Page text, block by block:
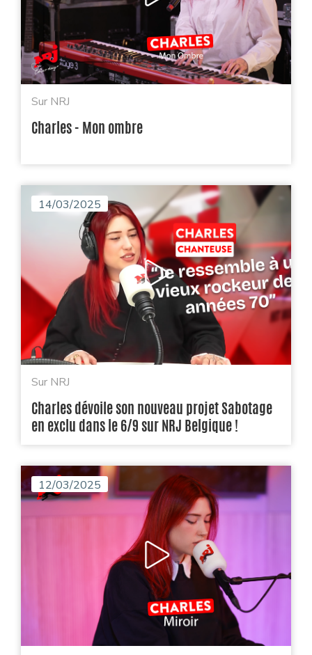
Sur NRJ
Charles - Mon ombre
14/03/2025
Sur NRJ
Charles dévoile son nouveau projet Sabotage
en exclu dans le 6/9 sur NRJ Belgique !
12/03/2025